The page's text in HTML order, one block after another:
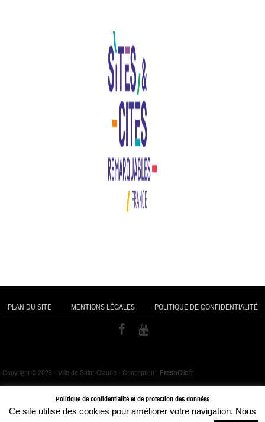
PLAN DU SITE MENTIONS LÉGALES POLITIQUE DE CONFIDENTIALITÉ
Copyright © 2023 - Ville de Saint-Claude - Conception : FreshClic.fr
Politique de confidentialité et de protection des données
Ce site utilise des cookies pour améliorer votre navigation. Nous